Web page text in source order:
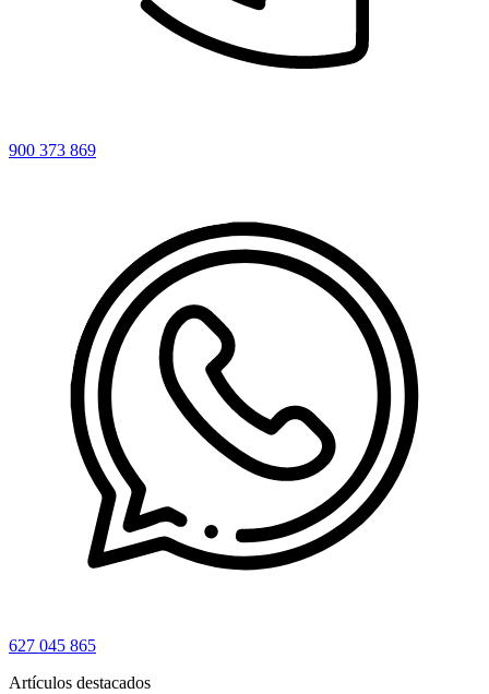
900 373 869
627 045 865
Artículos destacados